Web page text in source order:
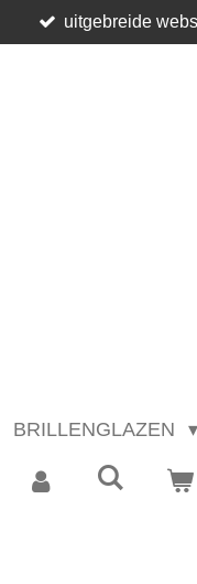
uitgebreide
BRILLENGLAZEN